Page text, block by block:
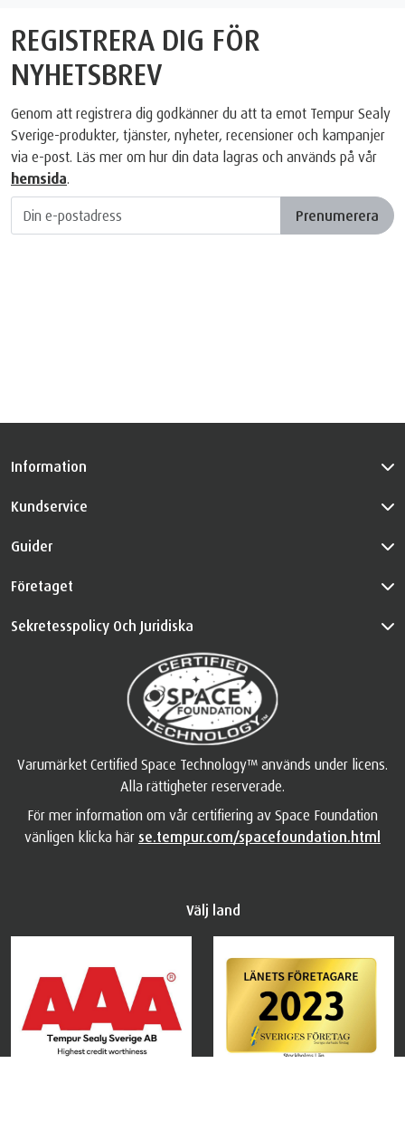
REGISTRERA DIG FÖR
NYHETSBREV
Genom att registrera dig godkänner du att ta emot Tempur Sealy
Sverige-produkter, tjänster, nyheter, recensioner och kampanjer
via e-post. Läs mer om hur din data lagras och används på vår
hemsida.
Prenumerera
Information
Kundservice
Guider
Företaget
Sekretesspolicy Och Juridiska
Varumärket Certified Space Technology™ används under licens.
Alla rättigheter reserverade.
För mer information om vår certifiering av Space Foundation
vänligen klicka här se.tempur.com/spacefoundation.html
Välj land